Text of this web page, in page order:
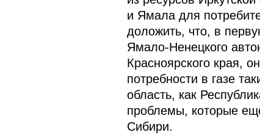
и Ямала для
доложить, что, в
Ямало-Ненецкого
Красноярского края,
потребности в газе
область, как
проблемы, которые
Сибири.